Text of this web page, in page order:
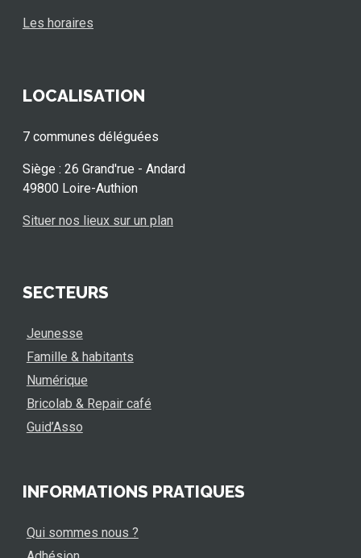
Les horaires
LOCALISATION
7 communes déléguées
Siège : 26 Grand'rue - Andard
49800 Loire-Authion
Situer nos lieux sur un plan
SECTEURS
Jeunesse
Famille & habitants
Numérique
Bricolab & Repair café
Guid’Asso
INFORMATIONS PRATIQUES
Qui sommes nous ?